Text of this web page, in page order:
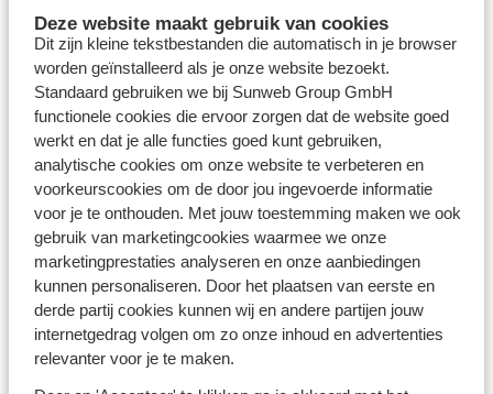
Deze website maakt gebruik van cookies
Dit zijn kleine tekstbestanden die automatisch in je browser
worden geïnstalleerd als je onze website bezoekt.
Standaard gebruiken we bij Sunweb Group GmbH
functionele cookies die ervoor zorgen dat de website goed
werkt en dat je alle functies goed kunt gebruiken,
analytische cookies om onze website te verbeteren en
voorkeurscookies om de door jou ingevoerde informatie
voor je te onthouden. Met jouw toestemming maken we ook
gebruik van marketingcookies waarmee we onze
marketingprestaties analyseren en onze aanbiedingen
kunnen personaliseren. Door het plaatsen van eerste en
derde partij cookies kunnen wij en andere partijen jouw
internetgedrag volgen om zo onze inhoud en advertenties
relevanter voor je te maken.
Vos vacances idéales au
ski
Découvrir